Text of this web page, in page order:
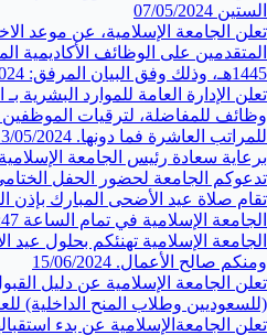
الستين 07/05/2024
‏تعلن ⁧‫الجامعة
1445هـ، وذلك وفق البيان المرفق:
تعلن الإدارة العامة للموارد البشرية
وظائف للمفاضلة، لترقيات
للمراتب العاشرة فما دونها. 05/2024
برعاية سعادة رئيس الجامعة
تدعوكم الجامعة لحضور الحفل
تقام صلاة عيد الأضحى المبارك بإذن
الجامعة الإسلامية في تمام الساعة 5:47 صباحًا.
الجامعة الإسلامية تهنئكم بحلول عيد
ومنكم صالح الأعمال. 15/06/2024
تعلن ⁧الجامعة
(للسعوديين وطلاب المنح الداخلية) للعام
تعلن الجامعةالإسلامية عن بدء